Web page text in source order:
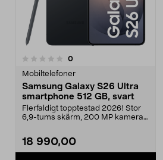
0recensioner
Mobiltelefoner
Samsung Galaxy S26 Ultra
smartphone 512 GB, svart
Flerfaldigt topptestad 2026! Stor
6,9-tums skärm, 200 MP kamera
18 990,00